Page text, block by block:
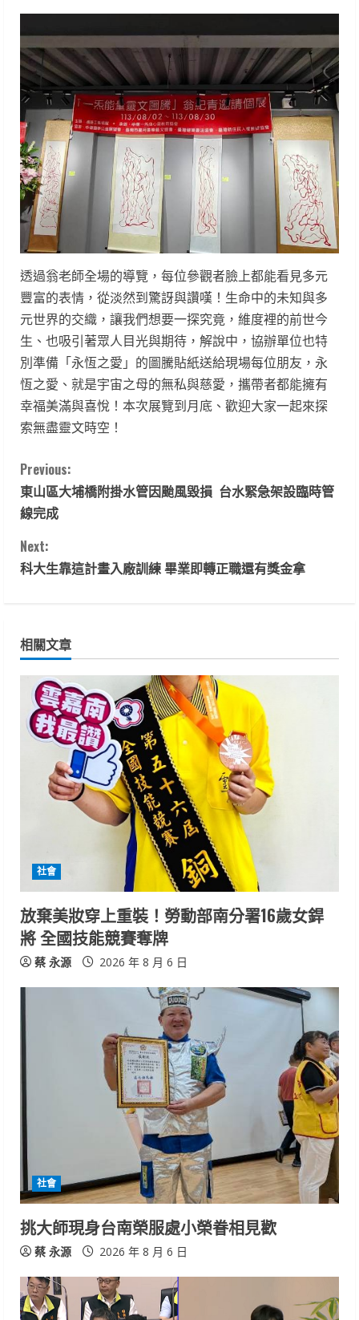
透過翁老師全場的導覽，每位參觀者臉上都能看見多元
豐富的表情，從淡然到驚訝與讚嘆！生命中的未知與多
元世界的交織，讓我們想要一探究竟，維度裡的前世今
生、也吸引著眾人目光與期待，解說中，協辦單位也特
別準備「永恆之愛」的圖騰貼紙送給現場每位朋友，永
恆之愛、就是宇宙之母的無私與慈愛，攜帶者都能擁有
幸福美滿與喜悅！本次展覽到月底、歡迎大家一起來探
索無盡靈文時空！
C
o
n
t
n
u
e
R
n
g
Previous:
東山區大埔橋附掛水管因颱風毀損 台水緊急架設臨時管
線完成
Next:
科大生靠這計畫入廠訓練 畢業即轉正職還有獎金拿
相關文章
社會
放棄美妝穿上重裝！勞動部南分署16歲女銲
將 全國技能競賽奪牌
蔡 永源 2026 年 8 月 6 日
社會
挑大師現身台南榮服處小榮眷相見歡
蔡 永源 2026 年 8 月 6 日